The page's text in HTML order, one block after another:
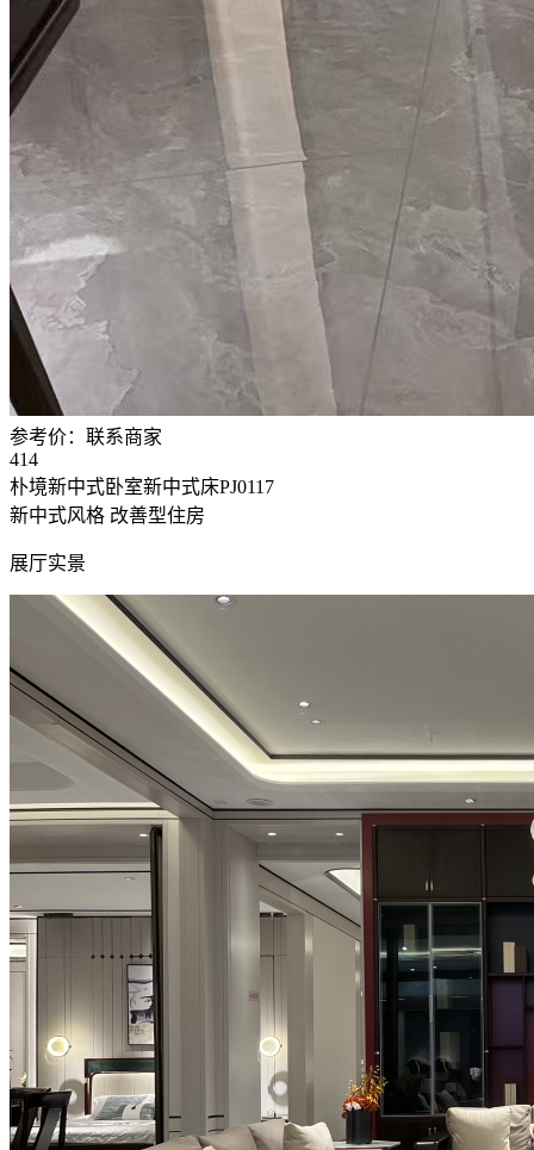
参考价： 联系商家
414
朴境新中式卧室新中式床PJ0117
新中式风格 改善型住房
展厅实景